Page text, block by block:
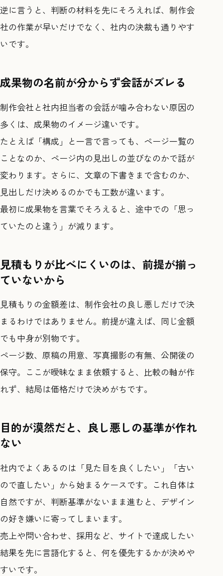
逆に言うと、判断の材料を先にそろえれば、制作会
社の作業が早いだけでなく、社内の決裁も通りやす
いです。
成果物の名前が分からず会話がズレる
制作会社と社内担当者の会話が噛み合わない原因の
多くは、成果物のイメージ違いです。
たとえば「構成」と一言で言っても、ページ一覧の
ことなのか、ページ内の見出しの並びなのかで話が
変わります。さらに、文章の下書きまで含むのか、
見出しだけ決めるのかでも工数が違います。
最初に成果物を言葉でそろえると、途中での「思っ
ていたのと違う」が減ります。
見積もりが比べにくいのは、前提が揃っ
ていないから
見積もりの金額差は、制作会社の良し悪しだけで決
まるわけではありません。前提が違えば、同じ金額
でも中身が別物です。
ページ数、原稿の用意、写真撮影の有無、公開後の
保守。ここが曖昧なまま依頼すると、比較の軸が作
れず、結局は価格だけで決めがちです。
目的が漠然だと、良し悪しの基準が作れ
ない
社内でよくあるのは「見た目を良くしたい」「古い
ので直したい」から始まるケースです。これ自体は
自然ですが、判断基準がないまま進むと、デザイン
の好き嫌いに寄ってしまいます。
売上や問い合わせ、採用など、サイトで達成したい
結果を先に言語化すると、何を優先するかが決めや
すいです。